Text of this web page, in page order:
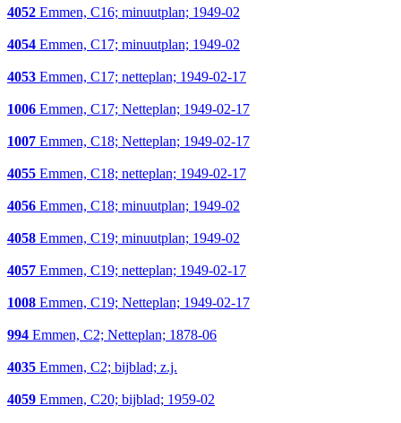
4052 Emmen, C16; minuutplan; 1949-02
4054 Emmen, C17; minuutplan; 1949-02
4053 Emmen, C17; netteplan; 1949-02-17
1006 Emmen, C17; Netteplan; 1949-02-17
1007 Emmen, C18; Netteplan; 1949-02-17
4055 Emmen, C18; netteplan; 1949-02-17
4056 Emmen, C18; minuutplan; 1949-02
4058 Emmen, C19; minuutplan; 1949-02
4057 Emmen, C19; netteplan; 1949-02-17
1008 Emmen, C19; Netteplan; 1949-02-17
994 Emmen, C2; Netteplan; 1878-06
4035 Emmen, C2; bijblad; z.j.
4059 Emmen, C20; bijblad; 1959-02